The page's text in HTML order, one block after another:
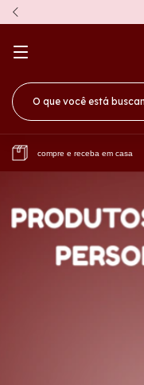
todos os
compre e receba em casa